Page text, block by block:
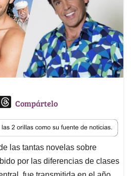
T
r
e
a
d
Compártelo
las tantas novelas sobre
por las diferencias de clases